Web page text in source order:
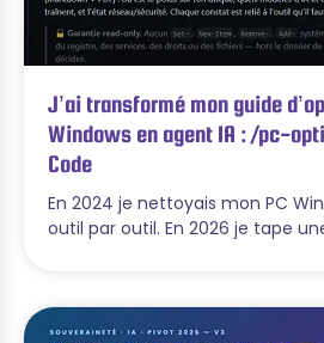
J’ai transformé mon guide
Windows en agent IA : /pc-
Code
En 2024 je nettoyais mon PC
outil par outil. En 2026 je tape